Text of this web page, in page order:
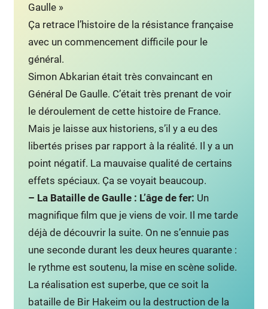
Gaulle »
Ça retrace l’histoire de la résistance française
avec un commencement difficile pour le
général.
Simon Abkarian était très convaincant en
Général De Gaulle. C’était très prenant de voir
le déroulement de cette histoire de France.
Mais je laisse aux historiens, s’il y a eu des
libertés prises par rapport à la réalité. Il y a un
point négatif. La mauvaise qualité de certains
effets spéciaux. Ça se voyait beaucoup.
– La Bataille de Gaulle : L’âge de fer: Un
magnifique film que je viens de voir. Il me tarde
déjà de découvrir la suite. On ne s’ennuie pas
une seconde durant les deux heures quarante :
le rythme est soutenu, la mise en scène solide.
La réalisation est superbe, que ce soit la
bataille de Bir Hakeim ou la destruction de la